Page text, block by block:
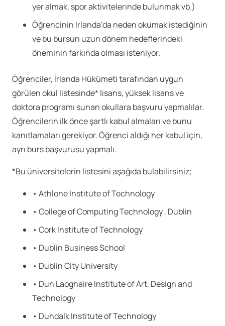
yer almak, spor aktivitelerinde bulunmak vb.)
Öğrencinin Irlanda’da neden okumak istediğinin
ve bu bursun uzun dönem hedeflerindeki
öneminin farkında olması isteniyor.
Öğrenciler, İrlanda Hükümeti tarafından uygun
görülen okul listesinde* lisans, yüksek lisans ve
doktora programı sunan okullara başvuru yapmalılar.
Öğrencilerin ilk önce şartlı kabul almaları ve bunu
kanıtlamaları gerekiyor. Öğrenci aldığı her kabul için,
ayrı burs başvurusu yapmalı.
*Bu üniversitelerin listesini aşağıda bulabilirsiniz;
• Athlone Institute of Technology
• College of Computing Technology , Dublin
• Cork Institute of Technology
• Dublin Business School
• Dublin City University
• Dun Laoghaire Institute of Art, Design and
Technology
• Dundalk Institute of Technology